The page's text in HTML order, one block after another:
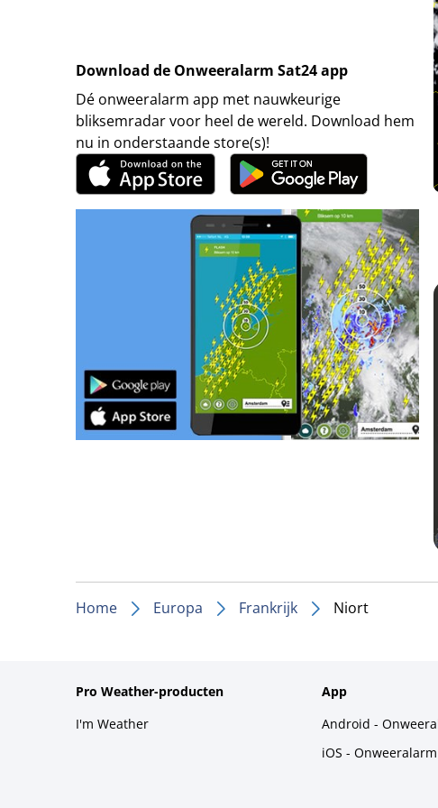
Download de Onweeralarm Sat24 app
Dé onweeralarm app met nauwkeurige
bliksemradar voor heel de wereld. Download hem
nu in onderstaande store(s)!
Home Europa Frankrijk Niort
Pro Weather-producten
I'm Weather
App
Android -
iOS -